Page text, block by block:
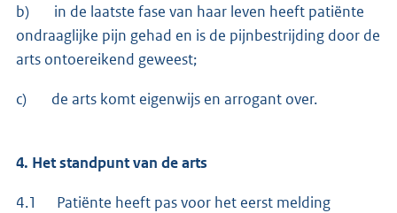
b) in de laatste fase van haar leven heeft patiënte
ondraaglijke pijn gehad en is de pijnbestrijding door de
arts ontoereikend geweest;
c) de arts komt eigenwijs en arrogant over.
4. Het standpunt van de arts
4.1 Patiënte heeft pas voor het eerst melding